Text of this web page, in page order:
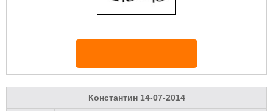
Константин 14-07-2014